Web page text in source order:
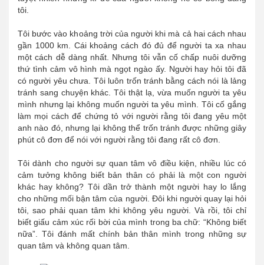
tôi.
Tôi bước vào khoảng trời của người khi mà cả hai cách nhau
gần 1000 km. Cái khoảng cách đó đủ để người ta xa nhau
một cách dễ dàng nhất. Nhưng tôi vẫn cố chấp nuôi dưỡng
thứ tình cảm vô hình mà ngọt ngào ấy. Người hay hỏi tôi đã
có người yêu chưa. Tôi luôn trốn tránh bằng cách nói là lảng
tránh sang chuyện khác. Tôi thật lạ, vừa muốn người ta yêu
mình nhưng lại không muốn người ta yêu mình. Tôi cố gắng
làm mọi cách để chứng tỏ với người rằng tôi đang yêu một
anh nào đó, nhưng lại không thể trốn tránh được những giây
phút cô đơn để nói với người rằng tôi đang rất cô đơn.
Tôi dành cho người sự quan tâm vô điều kiện, nhiều lúc có
cảm tưởng không biết bản thân có phải là một con người
khác hay không? Tôi dần trở thành một người hay lo lắng
cho những mối bận tâm của người. Đôi khi người quay lại hỏi
tôi, sao phải quan tâm khi không yêu người. Và rồi, tôi chỉ
biết giấu cảm xúc rối bời của mình trong ba chữ: “Không biết
nữa”. Tôi đánh mất chính bản thân mình trong những sự
quan tâm và không quan tâm.